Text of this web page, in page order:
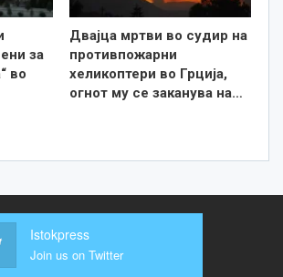
за
во
Двајца мртви во судир на
противпожарни
хеликоптери во Грција,
огнот му се заканува на…
Istokpress
Join us on Twitter